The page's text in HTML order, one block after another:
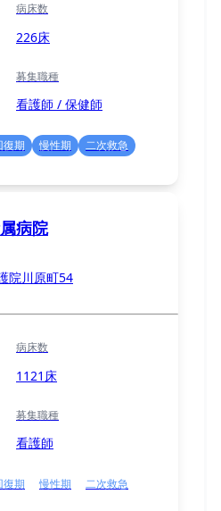
病床数
226床
募集職種
看護師 / 保健師
復期 慢性期
二次救急
病院
院川原町54
病床数
1121床
募集職種
看護師
復期 慢性期
二次救急